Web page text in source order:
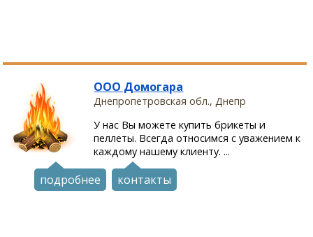
ООО Домогара
Днепропетровская обл., Днепр
У нас Вы можете купить брикеты и
пеллеты. Всегда относимся с уважением к
каждому нашему клиенту. ...
подробнее контакты